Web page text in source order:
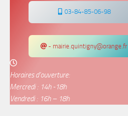
03-84-85-06-98
- mairie.quintigny@orange.fr
Horaires d’ouverture:
Mercredi : 14h -18h
Vendredi : 16h – 18h